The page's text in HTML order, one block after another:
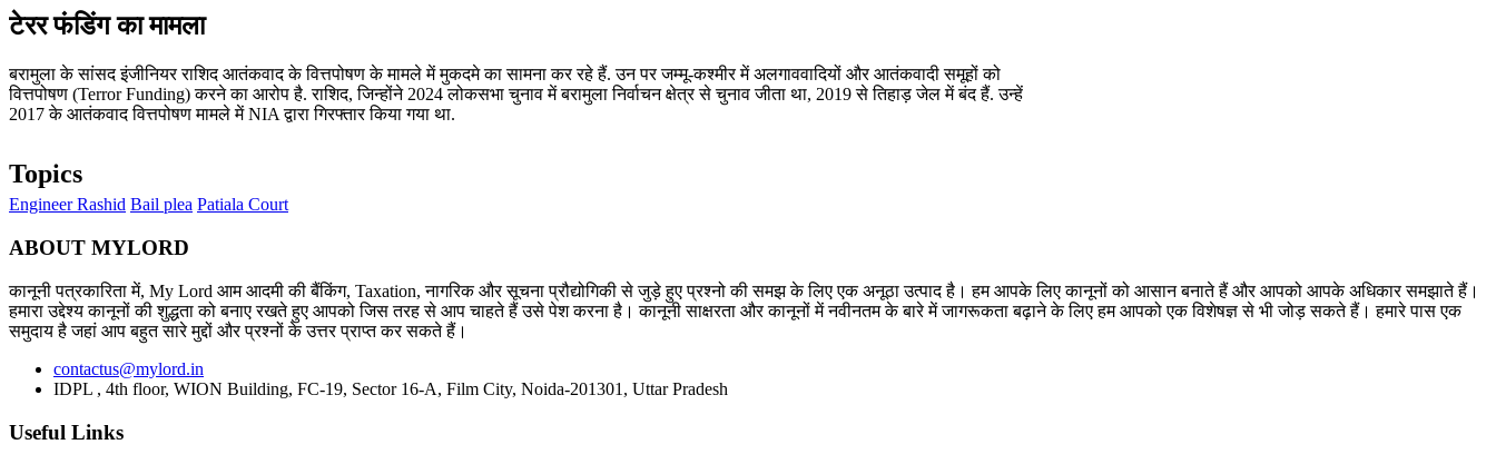
टेरर फंडिंग का मामला
बरामुला के सांसद इंजीनियर राशिद आतंकवाद के वित्तपोषण के मामले में मुकदमे का सामना कर रहे हैं. उन पर जम्मू-कश्मीर में अलगाववादियों और आतंकवादी समूहों को
वित्तपोषण (Terror Funding) करने का आरोप है. राशिद, जिन्होंने 2024 लोकसभा चुनाव में बरामुला निर्वाचन क्षेत्र से चुनाव जीता था, 2019 से तिहाड़ जेल में बंद हैं. उन्हें
2017 के आतंकवाद वित्तपोषण मामले में NIA द्वारा गिरफ्तार किया गया था.
Topics
Engineer Rashid Bail plea Patiala Court
ABOUT MYLORD
कानूनी पत्रकारिता में, My Lord आम आदमी की बैंकिंग, Taxation, नागरिक और सूचना प्रौद्योगिकी से जुड़े हुए प्रश्नो की समझ के लिए एक अनूठा उत्पाद है। हम आपके लिए कानूनों को आसान बनाते हैं और आपको आपके अधिकार समझाते हैं।
हमारा उद्देश्य कानूनों की शुद्धता को बनाए रखते हुए आपको जिस तरह से आप चाहते हैं उसे पेश करना है। कानूनी साक्षरता और कानूनों में नवीनतम के बारे में जागरूकता बढ़ाने के लिए हम आपको एक विशेषज्ञ से भी जोड़ सकते हैं। हमारे पास एक
समुदाय है जहां आप बहुत सारे मुद्दों और प्रश्नों के उत्तर प्राप्त कर सकते हैं।
contactus@mylord.in
IDPL , 4th floor, WION Building, FC-19, Sector 16-A, Film City, Noida-201301, Uttar Pradesh
Useful Links